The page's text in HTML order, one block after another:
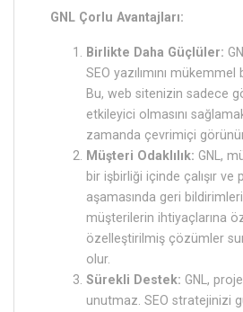
GNL Çorlu‎ Avantajları:
Birlikte Daha Güçlüler:
SEO yazılımını
Bu, web sitenizin sadece
etkileyici olmasını
zamanda çevrimiçi
Müşteri Odaklılık: GNL,
bir işbirliği içinde çalışır ve
aşamasında geri
müşterilerin ihtiyaçlarına
özelleştirilmiş çözümler
olur.
Sürekli Destek: GNL,
unutmaz. SEO stratejinizi